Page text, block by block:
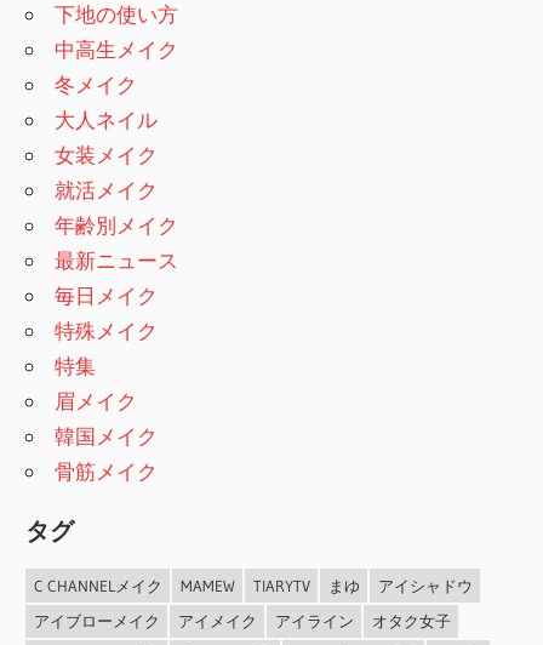
下地の使い方
中高生メイク
冬メイク
大人ネイル
女装メイク
就活メイク
年齢別メイク
最新ニュース
毎日メイク
特殊メイク
特集
眉メイク
韓国メイク
骨筋メイク
タグ
C CHANNELメイク MAMEW TIARYTV まゆ
アイシャドウ
アイブローメイク
アイメイク アイライン
オタク女子